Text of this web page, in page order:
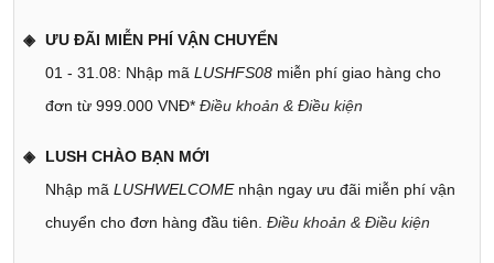
ƯU ĐÃI MIỄN PHÍ VẬN CHUYỂN
01 - 31.08: Nhập mã LUSHFS08 miễn phí giao hàng cho
đơn từ 999.000 VNĐ* Điều khoản & Điều kiện
LUSH CHÀO BẠN MỚI
Nhập mã LUSHWELCOMEnhận ngay ưu đãi miễn phí vận
chuyển cho đơn hàng đầu tiên. Điều khoản & Điều kiện